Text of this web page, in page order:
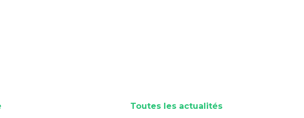
Toutes les actualités